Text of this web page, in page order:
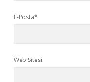
E-Posta*
Web Sitesi